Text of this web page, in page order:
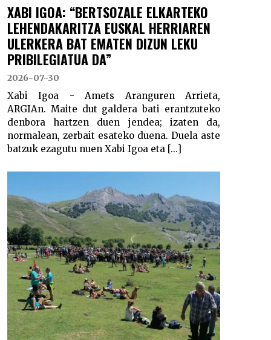
XABI IGOA: “BERTSOZALE ELKARTEKO
LEHENDAKARITZA EUSKAL HERRIAREN
ULERKERA BAT EMATEN DIZUN LEKU
PRIBILEGIATUA DA”
2026-07-30
Xabi Igoa - Amets Aranguren Arrieta,
ARGIAn. Maite dut galdera bati erantzuteko
denbora hartzen duen jendea; izaten da,
normalean, zerbait esateko duena. Duela aste
batzuk ezagutu nuen Xabi Igoa eta [...]